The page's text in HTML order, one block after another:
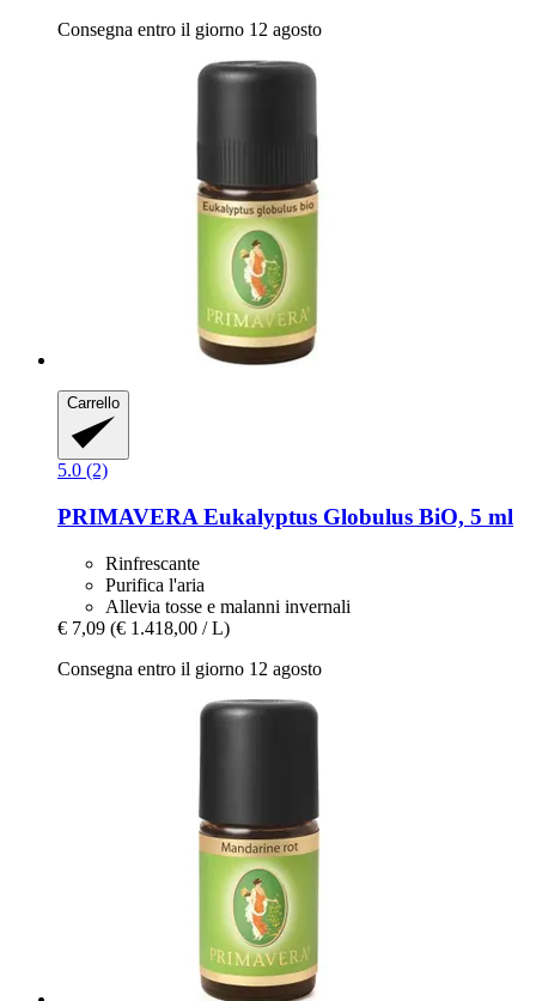
Consegna entro il giorno 12 agosto
Carrello
5.0 (2)
PRIMAVERA Eukalyptus Globulus BiO, 5 ml
Rinfrescante
Purifica l'aria
Allevia tosse e malanni invernali
€ 7,09 (€ 1.418,00 / L)
Consegna entro il giorno 12 agosto